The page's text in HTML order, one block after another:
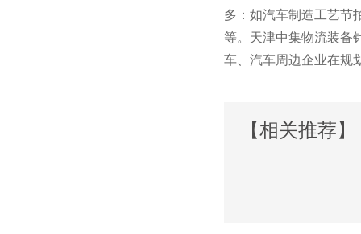
多：如汽车制造工艺节拍
等。天津中集物流装备
车、汽车周边企业在
【相关推荐】